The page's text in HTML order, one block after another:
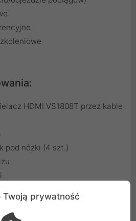
HDMI VS1808T przez kable
pod nóżki (4 szt.)
Twoją prywatność